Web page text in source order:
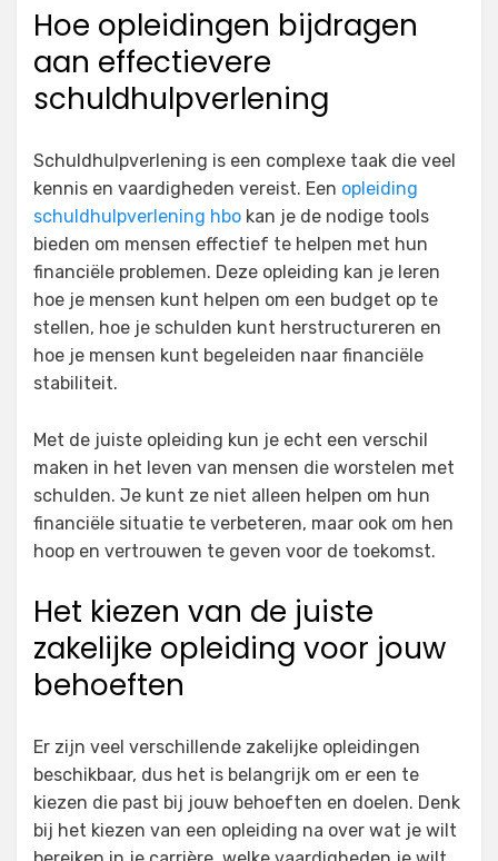
Hoe opleidingen bijdragen
aan effectievere
schuldhulpverlening
Schuldhulpverlening is een complexe taak die veel
kennis en vaardigheden vereist. Een opleiding
schuldhulpverlening hbo kan je de nodige tools
bieden om mensen effectief te helpen met hun
financiële problemen. Deze opleiding kan je leren
hoe je mensen kunt helpen om een budget op te
stellen, hoe je schulden kunt herstructureren en
hoe je mensen kunt begeleiden naar financiële
stabiliteit.
Met de juiste opleiding kun je echt een verschil
maken in het leven van mensen die worstelen met
schulden. Je kunt ze niet alleen helpen om hun
financiële situatie te verbeteren, maar ook om hen
hoop en vertrouwen te geven voor de toekomst.
Het kiezen van de juiste
zakelijke opleiding voor jouw
behoeften
Er zijn veel verschillende zakelijke opleidingen
beschikbaar, dus het is belangrijk om er een te
kiezen die past bij jouw behoeften en doelen. Denk
bij het kiezen van een opleiding na over wat je wilt